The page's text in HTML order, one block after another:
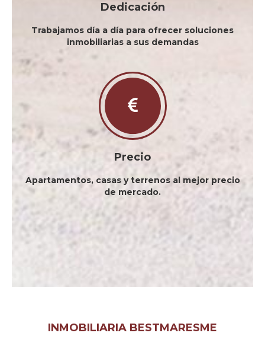
Dedicación
Trabajamos día a día para ofrecer soluciones
inmobiliarias a sus demandas
Precio
Apartamentos, casas y terrenos al mejor precio
de mercado.
INMOBILIARIA BESTMARESME